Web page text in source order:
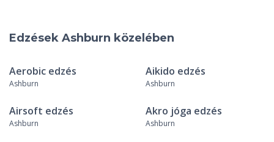
Edzések Ashburn közelében
Aerobic edzés
Ashburn
Aikido edzés
Ashburn
Airsoft edzés
Ashburn
Akro jóga edzés
Ashburn